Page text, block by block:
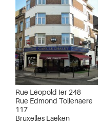
Rue Léopold Ier 248
Rue Edmond Tollenaere
117
Bruxelles Laeken